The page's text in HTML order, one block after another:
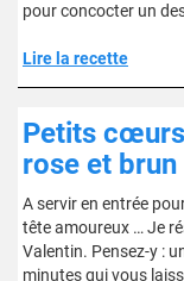
pour concocter un
Lire la recette
Petits
rose et brun
A servir en entrée
tête amoureux … Je
Valentin. Pensez-y :
minutes qui vous